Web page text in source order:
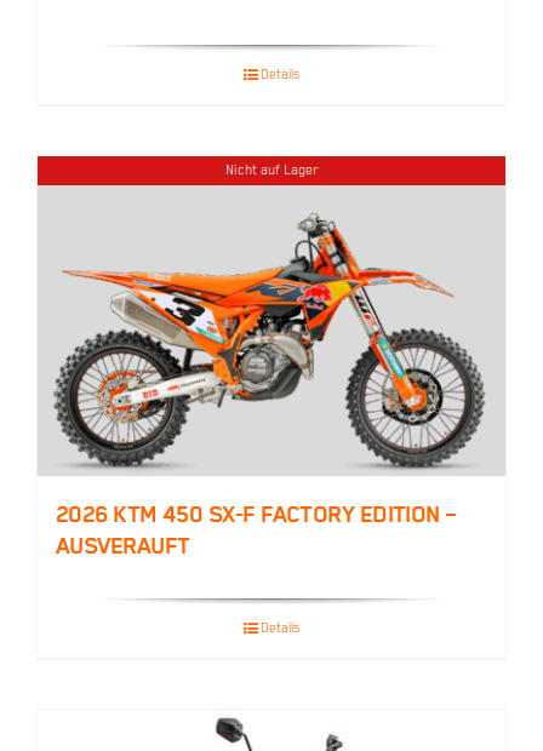
Details
Nicht auf Lager
2026 KTM 450 SX-F FACTORY EDITION –
AUSVERAUFT
Details